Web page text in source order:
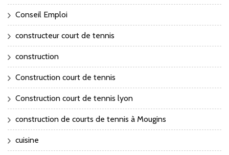
Conseil Emploi
constructeur court de tennis
construction
Construction court de tennis
Construction court de tennis lyon
construction de courts de tennis à Mougins
cuisine